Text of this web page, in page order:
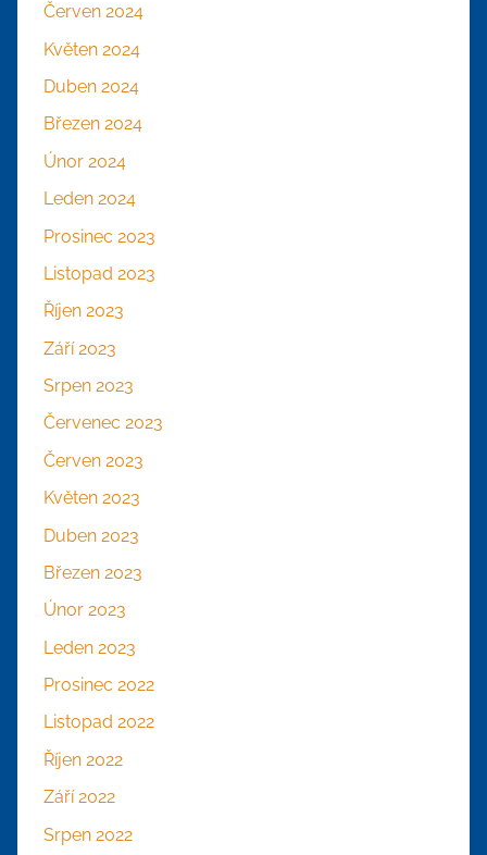
Červen 2024
Květen 2024
Duben 2024
Březen 2024
Únor 2024
Leden 2024
Prosinec 2023
Listopad 2023
Říjen 2023
Září 2023
Srpen 2023
Červenec 2023
Červen 2023
Květen 2023
Duben 2023
Březen 2023
Únor 2023
Leden 2023
Prosinec 2022
Listopad 2022
Říjen 2022
Září 2022
Srpen 2022